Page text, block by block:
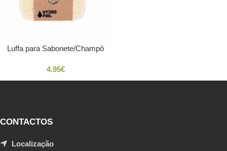
Luffa para Sabonete/Champô
4.95€
CONTACTOS
Localização